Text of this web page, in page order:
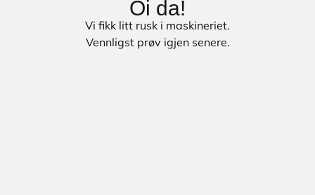
Oi da!
Vi fikk litt rusk i maskineriet.
Vennligst prøv igjen senere.